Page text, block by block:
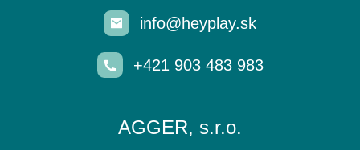
info@heyplay.sk
+421 903 483 983
AGGER, s.r.o.